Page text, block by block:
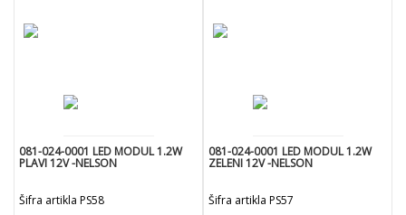
081-024-0001 LED MODUL 1.2W
PLAVI 12V -NELSON
Šifra artikla PS58
081-024-0001 LED MODUL 1.2W
ZELENI 12V -NELSON
Šifra artikla PS57